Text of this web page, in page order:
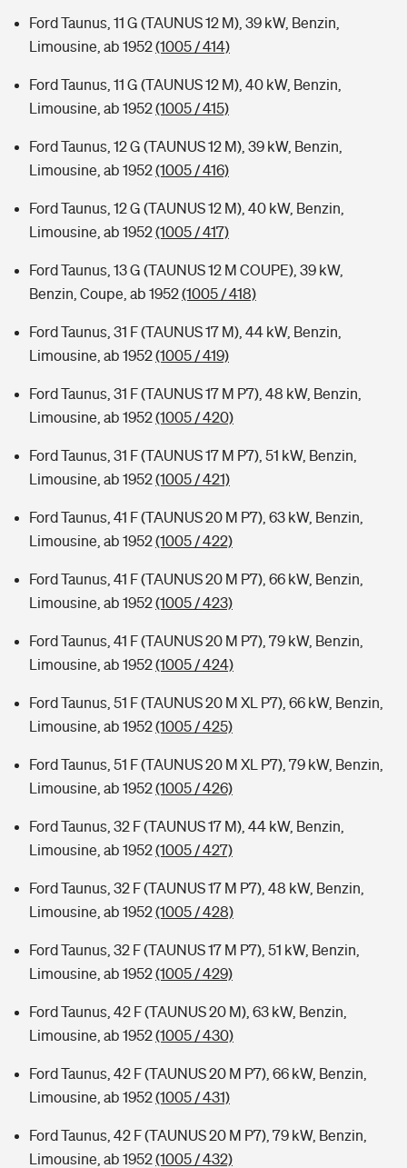
Ford Taunus, 11 G (TAUNUS 12 M), 39 kW, Benzin,
Limousine, ab 1952(1005 / 414)
Ford Taunus, 11 G (TAUNUS 12 M), 40 kW, Benzin,
Limousine, ab 1952(1005 / 415)
Ford Taunus, 12 G (TAUNUS 12 M), 39 kW, Benzin,
Limousine, ab 1952(1005 / 416)
Ford Taunus, 12 G (TAUNUS 12 M), 40 kW, Benzin,
Limousine, ab 1952(1005 / 417)
Ford Taunus, 13 G (TAUNUS 12 M COUPE), 39 kW,
Benzin, Coupe, ab 1952(1005 / 418)
Ford Taunus, 31 F (TAUNUS 17 M), 44 kW, Benzin,
Limousine, ab 1952(1005 / 419)
Ford Taunus, 31 F (TAUNUS 17 M P7), 48 kW, Benzin,
Limousine, ab 1952(1005 / 420)
Ford Taunus, 31 F (TAUNUS 17 M P7), 51 kW, Benzin,
Limousine, ab 1952(1005 / 421)
Ford Taunus, 41 F (TAUNUS 20 M P7), 63 kW, Benzin,
Limousine, ab 1952(1005 / 422)
Ford Taunus, 41 F (TAUNUS 20 M P7), 66 kW, Benzin,
Limousine, ab 1952(1005 / 423)
Ford Taunus, 41 F (TAUNUS 20 M P7), 79 kW, Benzin,
Limousine, ab 1952(1005 / 424)
Ford Taunus, 51 F (TAUNUS 20 M XL P7), 66 kW, Benzin,
Limousine, ab 1952(1005 / 425)
Ford Taunus, 51 F (TAUNUS 20 M XL P7), 79 kW, Benzin,
Limousine, ab 1952(1005 / 426)
Ford Taunus, 32 F (TAUNUS 17 M), 44 kW, Benzin,
Limousine, ab 1952(1005 / 427)
Ford Taunus, 32 F (TAUNUS 17 M P7), 48 kW, Benzin,
Limousine, ab 1952(1005 / 428)
Ford Taunus, 32 F (TAUNUS 17 M P7), 51 kW, Benzin,
Limousine, ab 1952(1005 / 429)
Ford Taunus, 42 F (TAUNUS 20 M), 63 kW, Benzin,
Limousine, ab 1952(1005 / 430)
Ford Taunus, 42 F (TAUNUS 20 M P7), 66 kW, Benzin,
Limousine, ab 1952(1005 / 431)
Ford Taunus, 42 F (TAUNUS 20 M P7), 79 kW, Benzin,
Limousine, ab 1952(1005 / 432)